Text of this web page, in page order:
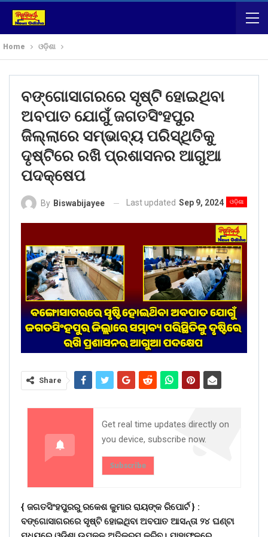
Home ଓଡ଼ିଶା
ବଙ୍ଗୋସାଗରରେ ସୃଷ୍ଟି ହୋଇଥିବା
ଅବପାତ ଯୋଗୁଁ ଜଗତସିଂହପୁର
ଜିଲ୍ଲାରେ ସମ୍ଭାବ୍ୟ ପରିସ୍ଥିତିକୁ
ଦୃଷ୍ଟିରେ ରଖି ପ୍ରଶାସନର ଆଗୁଆ
ପଦକ୍ଷେପ
ଓଡ଼ିଶା
By Biswabijayee Last updated Sep 9, 2024
Share
Get real time updates directly on
you device, subscribe now.
Subscribe
{ ଜଗତସିଂହପୁରରୁ ରକେଶ କୁମାର ରାୟଙ୍କ ରିପୋର୍ଟ } :
ବଙ୍ଗୋସାଗରରେ ସୃଷ୍ଟି ହୋଇଥିବା ଅବପାତ ଆସନ୍ତା ୨୪ ଘଣ୍ଟା